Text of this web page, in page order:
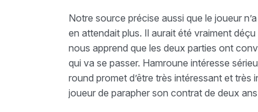
Notre source précise aussi que le joueur
en attendait plus. Il aurait été vraiment
nous apprend que les deux parties ont
qui va se passer. Hamroune intéresse
round promet d’être très intéressant et
joueur de parapher son contrat de deux